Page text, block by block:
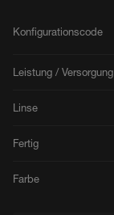
Konfigurationscode
Leistung / Versorgung
Linse
Fertig
Farbe